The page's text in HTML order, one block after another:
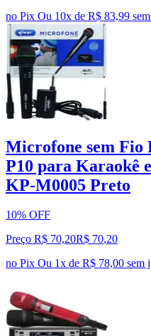
no Pix Ou 10x de R$ 83,99
Microfone sem Fio
P10 para Karaokê
KP-M0005 Preto
10% OFF
Preço R$ 70,20R$ 70,20
no Pix Ou 1x de R$ 78,00 sem